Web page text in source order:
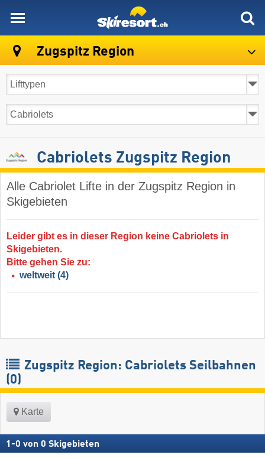
Zugspitz Region
Cabriolets Zugspitz Region
Alle Cabriolet Lifte in der Zugspitz Region in
Skigebieten
Leider gibt es in dieser Region keine Cabriolets in
Skigebieten.
Bitte gehen Sie zu:
weltweit (4)
Zugspitz Region: Cabriolets Seilbahnen
(0)
Karte
1 -0 von 0 Skigebieten